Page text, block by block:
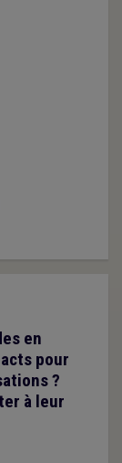
en
pour
?
à leur